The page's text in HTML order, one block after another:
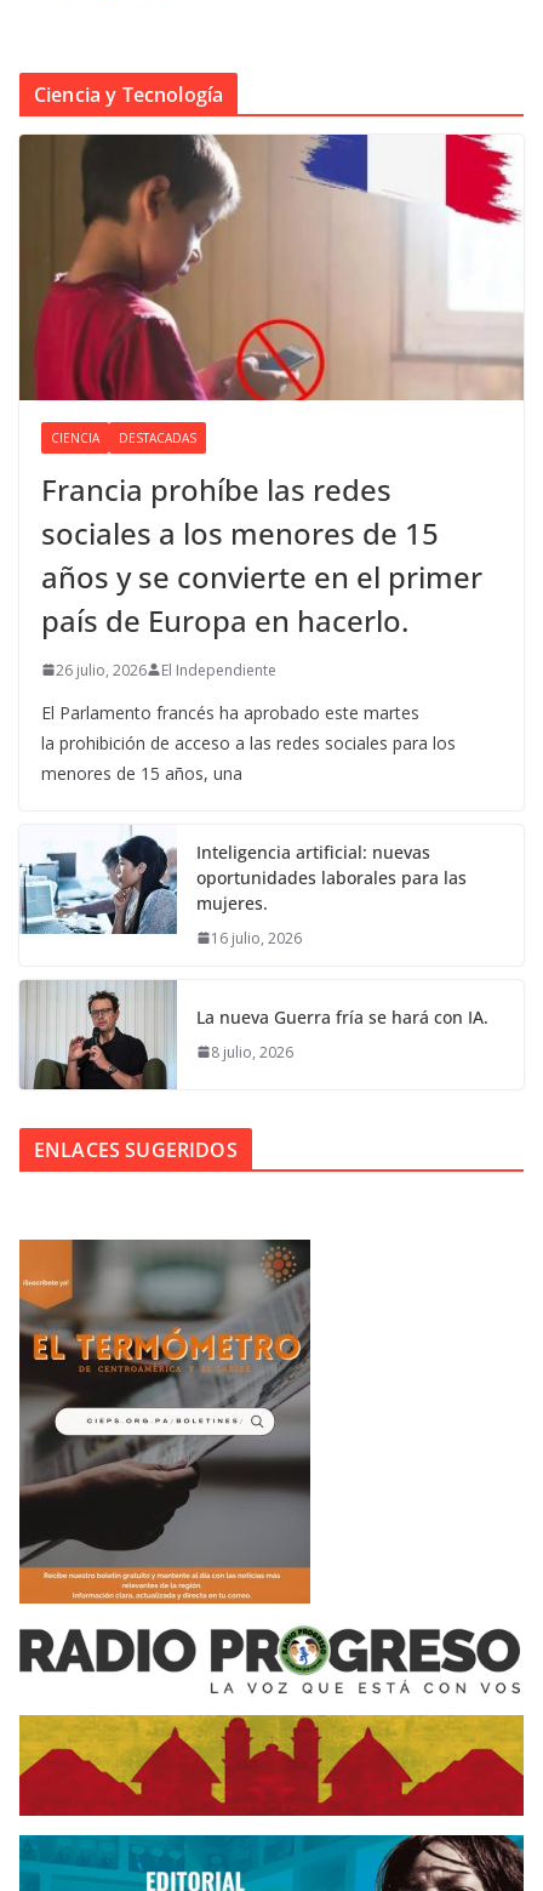
Ciencia y Tecnología
CIENCIA DESTACADAS
Francia prohíbe las redes
sociales a los menores de 15
años y se convierte en el primer
país de Europa en hacerlo.
26 julio, 2026 El Independiente
El Parlamento francés ha aprobado este martes
la prohibición de acceso a las redes sociales para los
menores de 15 años, una
Inteligencia artificial: nuevas
oportunidades laborales para las
mujeres.
16 julio, 2026
La nueva Guerra fría se hará con IA.
8 julio, 2026
ENLACES SUGERIDOS